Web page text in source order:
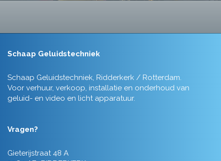
Schaap Geluidstechniek
Schaap Geluidstechniek, Ridderkerk / Rotterdam.
Voor verhuur, verkoop, installatie en onderhoud van
geluid- en video en licht apparatuur.
Vragen?
Gieterijstraat 48 A